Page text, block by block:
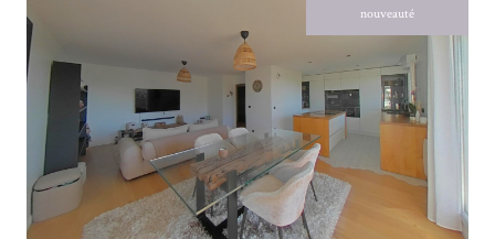
nouveauté
VOIR LE BIEN